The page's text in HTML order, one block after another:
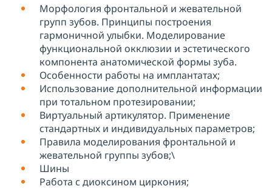
Морфология фронтальной и жевательной
групп зубов. Принципы построения
гармоничной улыбки. Моделирование
функциональной окклюзии и эстетического
компонента анатомической формы зуба.
Особенности работы на имплантатах;
Использование дополнительной информации
при тотальном протезировании;
Виртуальный артикулятор. Применение
стандартных и индивидуальных параметров;
Правила моделирования фронтальной и
жевательной группы зубов;\
Шины
Работа с диоксином циркония;